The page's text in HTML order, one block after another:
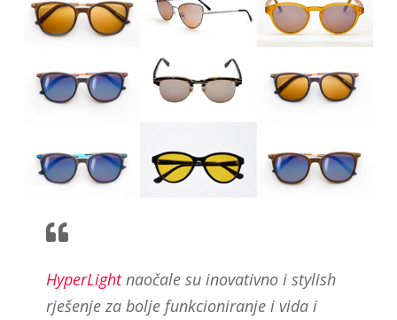
HyperLightnaočale su inovativno i stylish
rješenje za bolje funkcioniranje i vida i